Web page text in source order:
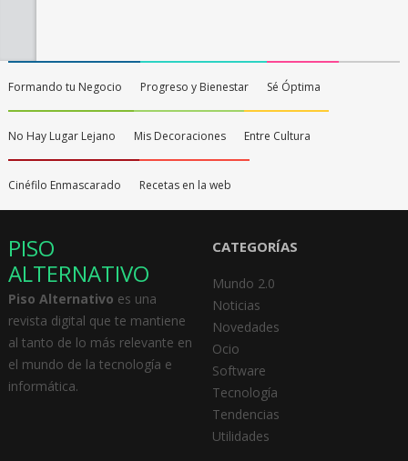
Formando tu Negocio Progreso y Bienestar Sé Óptima
No Hay Lugar Lejano Mis Decoraciones Entre Cultura
Cinéfilo Enmascarado Recetas en la web
PISO
ALTERNATIVO
Piso Alternativo es una
revista digital que te mantiene
al tanto de lo más relevante en
el mundo de la tecnología e
informática.
CATEGORÍAS
Mundo 2.0
Noticias
Novedades
Ocio
Software
Tecnología
Tendencias
Utilidades